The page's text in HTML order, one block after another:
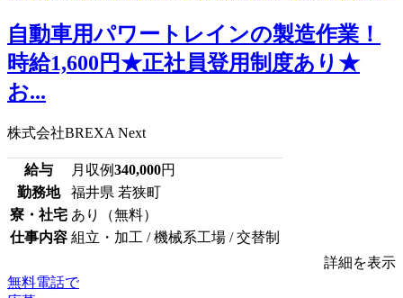
⾃動⾞⽤パワートレインの製造作業！
時給1,600円★正社員登用制度あり★
お...
株式会社BREXA Next
給与 月収例340,000円
勤務地
福井県 若狭町
寮・社宅 あり（無料）
仕事内容 組立・加工 / 機械系工場 / 交替制
詳細を表示
無料電話で